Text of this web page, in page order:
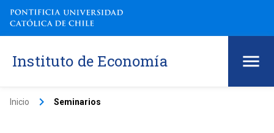
Instituto de Economía
Inicio keyboard_arrow_right Seminarios